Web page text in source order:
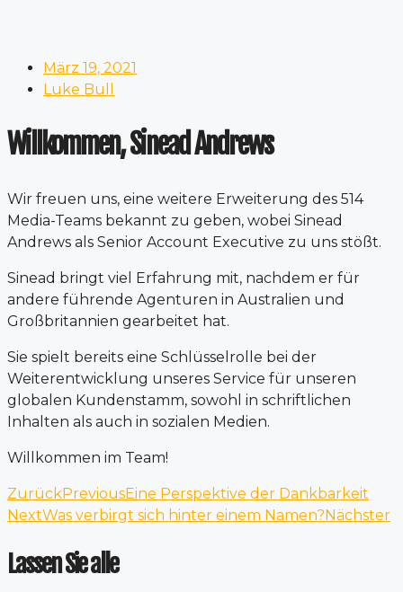
März 19, 2021
Luke Bull
Willkommen, Sinead Andrews
Wir freuen uns, eine weitere Erweiterung des 514
Media-Teams bekannt zu geben, wobei Sinead
Andrews als Senior Account Executive zu uns stößt.
Sinead bringt viel Erfahrung mit, nachdem er für
andere führende Agenturen in Australien und
Großbritannien gearbeitet hat.
Sie spielt bereits eine Schlüsselrolle bei der
Weiterentwicklung unseres Service für unseren
globalen Kundenstamm, sowohl in schriftlichen
Inhalten als auch in sozialen Medien.
Willkommen im Team!
ZurückPreviousEine Perspektive der Dankbarkeit
NextWas verbirgt sich hinter einem Namen?Nächster
Lassen Sie alle